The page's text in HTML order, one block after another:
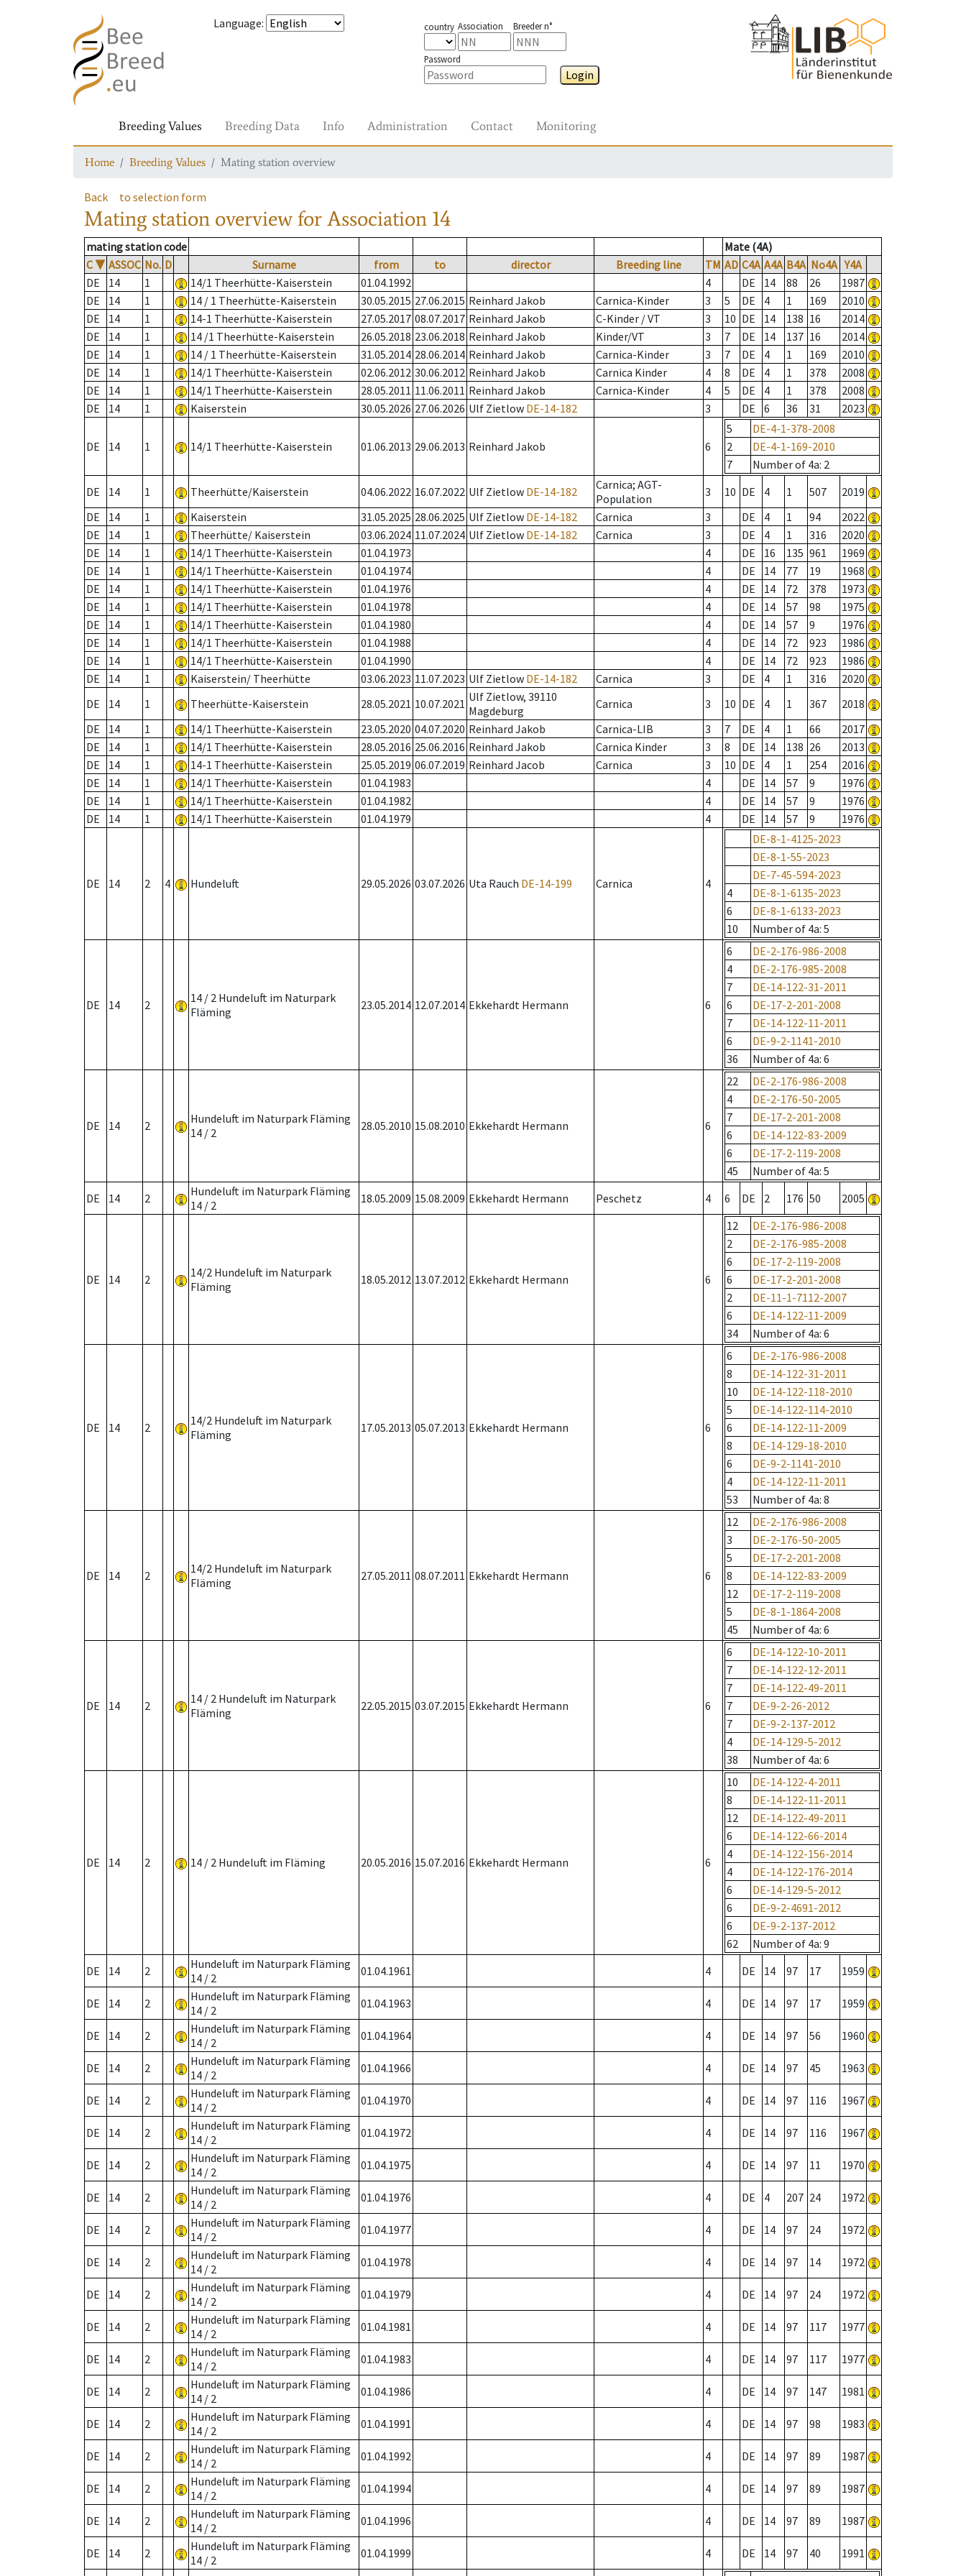
Language: country Association Breeder n°
Password
Login
Breeding Values Breeding Data Info Administration Contact Monitoring
Home Breeding Values Mating station overview
Back to selection form
Mating station overviewforAssociation 14
mating station code
Mate (4A)
C ▼ ASSOC No. D Surname from to director Breeding line TM AD C4A A4A B4A No4A Y4A
DE
14 1 14/1 Theerhütte-Kaiserstein 01.04.1992 4 DE 14 88 26
1987
DE
14 1 14 / 1 Theerhütte-Kaiserstein 30.05.2015 27.06.2015 Reinhard Jakob Carnica-Kinder 3 5 DE 4 1 169
2010
DE
14 1 14-1 Theerhütte-Kaiserstein 27.05.2017 08.07.2017 Reinhard Jakob C-Kinder / VT 3 10 DE 14 138 16
2014
DE
14 1 14 /1 Theerhütte-Kaiserstein 26.05.2018 23.06.2018 Reinhard Jakob Kinder/VT 3 7 DE 14 137 16
2014
DE
14 1 14 / 1 Theerhütte-Kaiserstein 31.05.2014 28.06.2014 Reinhard Jakob Carnica-Kinder 3 7 DE 4 1 169
2010
DE
14 1 14/1 Theerhütte-Kaiserstein 02.06.2012 30.06.2012 Reinhard Jakob Carnica Kinder 4 8 DE 4 1 378
2008
DE
14 1 14/1 Theerhütte-Kaiserstein 28.05.2011 11.06.2011 Reinhard Jakob Carnica-Kinder 4 5 DE 4 1 378
2008
DE
14 1 Kaiserstein 30.05.2026 27.06.2026 Ulf Zietlow DE-14-182 3 DE 6 36 31 2023
DE 14 1 14/1 Theerhütte-Kaiserstein 01.06.2013 29.06.2013 Reinhard Jakob 6
5
DE-4-1-378-2008
2
DE-4-1-169-2010
7
Number of 4a: 2
DE
14 1 Theerhütte/Kaiserstein 04.06.2022 16.07.2022 Ulf Zietlow DE-14-182
Carnica; AGT-
Population
3 10 DE 4 1 507
2019
DE
14 1 Kaiserstein 31.05.2025 28.06.2025 Ulf Zietlow DE-14-182 Carnica 3 DE 4 1 94
2022
DE
14 1 Theerhütte/ Kaiserstein 03.06.2024 11.07.2024 Ulf Zietlow DE-14-182 Carnica 3 DE 4 1 316
2020
DE
14 1 14/1 Theerhütte-Kaiserstein 01.04.1973 4 DE 16 135 961
1969
DE
14 1 14/1 Theerhütte-Kaiserstein 01.04.1974 4 DE 14 77 19
1968
DE
14 1 14/1 Theerhütte-Kaiserstein 01.04.1976 4 DE 14 72 378
1973
DE
14 1 14/1 Theerhütte-Kaiserstein 01.04.1978 4 DE 14 57 98
1975
DE
14 1 14/1 Theerhütte-Kaiserstein 01.04.1980 4 DE 14 57 9
1976
DE
14 1 14/1 Theerhütte-Kaiserstein 01.04.1988 4 DE 14 72 923
1986
DE
14 1 14/1 Theerhütte-Kaiserstein 01.04.1990 4 DE 14 72 923
1986
DE
14 1 Kaiserstein/ Theerhütte 03.06.2023 11.07.2023 Ulf Zietlow DE-14-182 Carnica 3 DE 4 1 316
2020
DE
14 1 Theerhütte-Kaiserstein 28.05.2021 10.07.2021 Ulf Zietlow, 39110
Magdeburg
Carnica 3 10 DE 4 1 367
2018
DE
14 1 14/1 Theerhütte-Kaiserstein 23.05.2020 04.07.2020 Reinhard Jakob Carnica-LIB 3 7 DE 4 1 66
2017
DE
14 1 14/1 Theerhütte-Kaiserstein 28.05.2016 25.06.2016 Reinhard Jakob Carnica Kinder 3 8 DE 14 138 26
2013
DE
14 1 14-1 Theerhütte-Kaiserstein 25.05.2019 06.07.2019 Reinhard Jacob Carnica 3 10 DE 4 1 254
2016
DE
14 1 14/1 Theerhütte-Kaiserstein 01.04.1983 4 DE 14 57 9
1976
DE
14 1 14/1 Theerhütte-Kaiserstein 01.04.1982 4 DE 14 57 9
1976
DE
14 1 14/1 Theerhütte-Kaiserstein 01.04.1979 4 DE 14 57 9 1976
DE 14 2 4 Hundeluft 29.05.2026 03.07.2026 Uta Rauch DE-14-199 Carnica 4
DE-8-1-4125-2023
DE-8-1-55-2023
DE-7-45-594-2023
4
DE-8-1-6135-2023
6
DE-8-1-6133-2023
10
Number of 4a: 5
DE 14 2
14 / 2 Hundeluft im Naturpark
Fläming
23.05.2014 12.07.2014 Ekkehardt Hermann 6
6
DE-2-176-986-2008
4
DE-2-176-985-2008
7
DE-14-122-31-2011
6
DE-17-2-201-2008
7
DE-14-122-11-2011
6
DE-9-2-1141-2010
36
Number of 4a: 6
DE 14 2
Hundeluft im Naturpark Fläming
14 / 2
28.05.2010 15.08.2010 Ekkehardt Hermann 6
22
DE-2-176-986-2008
4
DE-2-176-50-2005
7
DE-17-2-201-2008
6
DE-14-122-83-2009
6
DE-17-2-119-2008
45
Number of 4a: 5
DE
14 2
Hundeluft im Naturpark Fläming
14 / 2
18.05.2009 15.08.2009 Ekkehardt Hermann Peschetz 4 6 DE 2 176 50 2005
DE 14 2
14/2 Hundeluft im Naturpark
Fläming
18.05.2012 13.07.2012 Ekkehardt Hermann 6
12
DE-2-176-986-2008
2
DE-2-176-985-2008
6
DE-17-2-119-2008
6
DE-17-2-201-2008
2
DE-11-1-7112-2007
6
DE-14-122-11-2009
34
Number of 4a: 6
DE 14 2
14/2 Hundeluft im Naturpark
Fläming
17.05.2013 05.07.2013 Ekkehardt Hermann 6
6
DE-2-176-986-2008
8
DE-14-122-31-2011
10
DE-14-122-118-2010
5
DE-14-122-114-2010
6
DE-14-122-11-2009
8
DE-14-129-18-2010
6
DE-9-2-1141-2010
4
DE-14-122-11-2011
53
Number of 4a: 8
DE 14 2
14/2 Hundeluft im Naturpark
Fläming
27.05.2011 08.07.2011 Ekkehardt Hermann 6
12
DE-2-176-986-2008
3
DE-2-176-50-2005
5
DE-17-2-201-2008
8
DE-14-122-83-2009
12
DE-17-2-119-2008
5
DE-8-1-1864-2008
45
Number of 4a: 6
DE 14 2
14 / 2 Hundeluft im Naturpark
Fläming
22.05.2015 03.07.2015 Ekkehardt Hermann 6
6
DE-14-122-10-2011
7
DE-14-122-12-2011
7
DE-14-122-49-2011
7
DE-9-2-26-2012
7
DE-9-2-137-2012
4
DE-14-129-5-2012
38
Number of 4a: 6
DE 14 2 14 / 2 Hundeluft im Fläming 20.05.2016 15.07.2016 Ekkehardt Hermann 6
10
DE-14-122-4-2011
8
DE-14-122-11-2011
12
DE-14-122-49-2011
6
DE-14-122-66-2014
4
DE-14-122-156-2014
4
DE-14-122-176-2014
6
DE-14-129-5-2012
6
DE-9-2-4691-2012
6
DE-9-2-137-2012
62
Number of 4a: 9
DE
14 2
Hundeluft im Naturpark Fläming
14 / 2
01.04.1961 4 DE 14 97 17 1959
DE 14 2
Hundeluft im Naturpark Fläming
14 / 2
01.04.1963 4 DE 14 97 17 1959
DE 14 2
Hundeluft im Naturpark Fläming
14 / 2
01.04.1964 4 DE 14 97 56 1960
DE 14 2
Hundeluft im Naturpark Fläming
14 / 2
01.04.1966 4 DE 14 97 45 1963
DE 14 2
Hundeluft im Naturpark Fläming
14 / 2
01.04.1970 4 DE 14 97 116 1967
DE 14 2
Hundeluft im Naturpark Fläming
14 / 2
01.04.1972 4 DE 14 97 116 1967
DE 14 2
Hundeluft im Naturpark Fläming
14 / 2
01.04.1975 4 DE 14 97 11 1970
DE 14 2
Hundeluft im Naturpark Fläming
14 / 2
01.04.1976 4 DE 4 207 24 1972
DE 14 2
Hundeluft im Naturpark Fläming
14 / 2
01.04.1977 4 DE 14 97 24 1972
DE 14 2
Hundeluft im Naturpark Fläming
14 / 2
01.04.1978 4 DE 14 97 14 1972
DE 14 2
Hundeluft im Naturpark Fläming
14 / 2
01.04.1979 4 DE 14 97 24 1972
DE 14 2
Hundeluft im Naturpark Fläming
14 / 2
01.04.1981 4 DE 14 97 117 1977
DE 14 2
Hundeluft im Naturpark Fläming
14 / 2
01.04.1983 4 DE 14 97 117 1977
DE 14 2
Hundeluft im Naturpark Fläming
14 / 2
01.04.1986 4 DE 14 97 147 1981
DE 14 2
Hundeluft im Naturpark Fläming
14 / 2
01.04.1991 4 DE 14 97 98 1983
DE 14 2
Hundeluft im Naturpark Fläming
14 / 2
01.04.1992 4 DE 14 97 89 1987
DE 14 2
Hundeluft im Naturpark Fläming
14 / 2
01.04.1994 4 DE 14 97 89 1987
DE 14 2
Hundeluft im Naturpark Fläming
14 / 2
01.04.1996 4 DE 14 97 89 1987
DE 14 2
Hundeluft im Naturpark Fläming
14 / 2
01.04.1999 4 DE 14 97 40
1991